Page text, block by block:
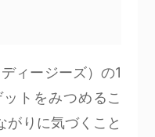
ィージーズ）の1
トをみつめるこ
がりに気づくこと